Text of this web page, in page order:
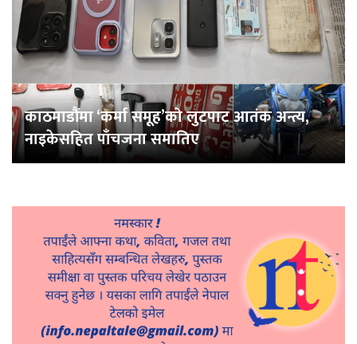
काठमाडौंमा ‘कर्मा समूह’को लुटपाट आतंक अन्त्य,
नाइकेसहित पाँचजना समातिए